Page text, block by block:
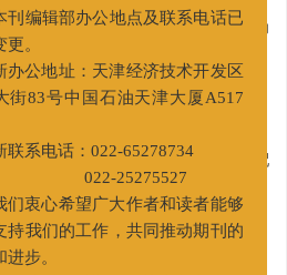
有“核壳”结构的纳米处理剂。对粒径为
和应用性能评价。实验结果表明，该
比较均一，在375 nm 左右，“核”部
；其合适加量为0.5%～1.0%，可使
率降低70%，极压润滑系数降低75%
流变性几乎无影响，与其他处理剂配
良好抑制性和润滑性的抗高温降滤
，可以满足日益复杂的钻井需要。
剂/
刊编辑部办公地点及联系电话已
。
办公地址：天津经济技术开发区
街83号中国石油天津大厦A517
联系电话：022-65278734
25275527
们衷心希望广大作者和读者能够
持我们的工作，共同推动期刊的
步。